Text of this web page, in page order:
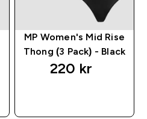
MP Women's Mid Rise
Thong (3 Pack) - Black
220 kr‎